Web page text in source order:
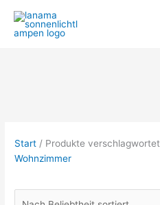
Inhalt
springen
Start / Produkte verschlagwortet
Wohnzimmer